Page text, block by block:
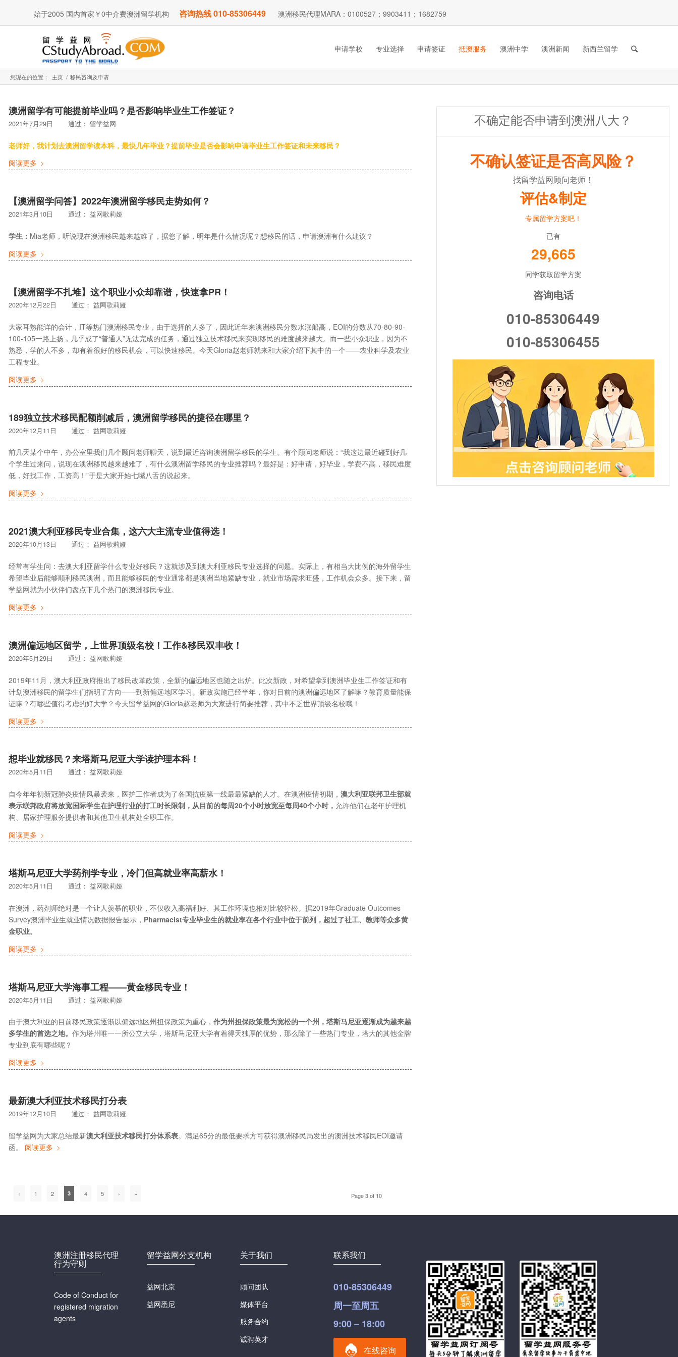
始于2005 国内首家￥0中介费澳洲留学机构 咨询热线 010-85306449 澳洲移民代理MARA：0100527；9903411；1682759
申请学校 专业选择 申请签证 抵澳服务 澳洲中学 澳洲新闻 新西兰留学
您现在的位置： 主页 / 移民咨询及申请
澳洲留学有可能提前毕业吗？是否影响毕业生工作签证？
2021年7月29日 通过： 留学益网
老师好，我计划去澳洲留学读本科，最快几年毕业？提前毕业是否会影响申请毕业生工作签证和未来移民？
阅读更多
【澳洲留学问答】2022年澳洲留学移民走势如何？
2021年3月10日 通过： 益网歌莉娅
学生： Mia老师，听说现在澳洲移民越来越难了，据您了解，明年是什么情况呢？想移民的话，申请澳洲有什么建议？
阅读更多
【澳洲留学不扎堆】这个职业小众却靠谱，快速拿PR！
2020年12月22日 通过： 益网歌莉娅
大家耳熟能详的会计，IT等热门澳洲移民专业，由于选择的人多了，因此近年来澳洲移民分数水涨船高，EOI的分数从70-80-90-
100-105一路上扬，几乎成了“普通人”无法完成的任务，通过独立技术移民来实现移民的难度越来越大。而一些小众职业，因为不
熟悉，学的人不多，却有着很好的移民机会，可以快速移民。今天Gloria赵老师就来和大家介绍下其中的一个——农业科学及农业
工程专业。
阅读更多
189独立技术移民配额削减后，澳洲留学移民的捷径在哪里？
2020年12月11日 通过： 益网歌莉娅
前几天某个中午，办公室里我们几个顾问老师聊天，说到最近咨询澳洲留学移民的学生。有个顾问老师说：“我这边最近碰到好几
个学生过来问，说现在澳洲移民越来越难了，有什么澳洲留学移民的专业推荐吗？最好是：好申请，好毕业，学费不高，移民难度
低，好找工作，工资高！”于是大家开始七嘴八舌的说起来。
阅读更多
2021澳大利亚移民专业合集，这六大主流专业值得选！
2020年10月13日 通过： 益网歌莉娅
经常有学生问：去澳大利亚留学什么专业好移民？这就涉及到澳大利亚移民专业选择的问题。实际上，有相当大比例的海外留学生
希望毕业后能够顺利移民澳洲，而且能够移民的专业通常都是澳洲当地紧缺专业，就业市场需求旺盛，工作机会众多。接下来，留
学益网就为小伙伴们盘点下几个热门的澳洲移民专业。
阅读更多
澳洲偏远地区留学，上世界顶级名校！工作&移民双丰收！
2020年5月29日 通过： 益网歌莉娅
2019年11月，澳大利亚政府推出了移民改革政策，全新的偏远地区也随之出炉。此次新政，对希望拿到澳洲毕业生工作签证和有
计划澳洲移民的留学生们指明了方向——到新偏远地区学习。新政实施已经半年，你对目前的澳洲偏远地区了解嘛？教育质量能保
证嘛？有哪些值得考虑的好大学？今天留学益网的Gloria赵老师为大家进行简要推荐，其中不乏世界顶级名校哦！
阅读更多
想毕业就移民？来塔斯马尼亚大学读护理本科！
2020年5月11日 通过： 益网歌莉娅
自今年年初新冠肺炎疫情风暴袭来，医护工作者成为了各国抗疫第一线最最紧缺的人才。在澳洲疫情初期， 澳大利亚联邦卫生部就
表示联邦政府将放宽国际学生在护理行业的打工时长限制，从目前的每周20个小时放宽至每周40个小时， 允许他们在老年护理机
构、居家护理服务提供者和其他卫生机构处全职工作。
阅读更多
塔斯马尼亚大学药剂学专业，冷门但高就业率高薪水！
2020年5月11日 通过： 益网歌莉娅
在澳洲，药剂师绝对是一个让人羡慕的职业，不仅收入高福利好、其工作环境也相对比较轻松。据2019年Graduate Outcomes
Survey澳洲毕业生就业情况数据报告显示， Pharmacist专业毕业生的就业率在各个行业中位于前列，超过了社工、教师等众多黄
金职业。
阅读更多
塔斯马尼亚大学海事工程——黄金移民专业！
2020年5月11日 通过： 益网歌莉娅
由于澳大利亚的目前移民政策逐渐以偏远地区州担保政策为重心， 作为州担保政策最为宽松的一个州，塔斯马尼亚逐渐成为越来越
多学生的首选之地。 作为塔州唯一一所公立大学，塔斯马尼亚大学有着得天独厚的优势，那么除了一些热门专业，塔大的其他金牌
专业到底有哪些呢？
阅读更多
最新澳大利亚技术移民打分表
2019年12月10日 通过： 益网歌莉娅
留学益网为大家总结最新澳大利亚技术移民打分体系表。满足65分的最低要求方可获得澳洲移民局发出的澳洲技术移民EOI邀请
函。 阅读更多
Page 3 of 10
‹ 1 2 3 4 5 › »
不确定能否申请到澳洲八大？
不确认签证是否高风险？
找留学益网顾问老师！
评估&制定
专属留学方案吧！
已有
29,665
同学获取留学方案
咨询电话
010-85306449
010-85306455
澳洲注册移民代理
行为守则
Code of Conduct for
registered migration
agents
留学益网分支机构
益网北京
益网悉尼
关于我们
顾问团队
媒体平台
服务合约
诚聘英才
联系我们
010-85306449
周一至周五
9:00 – 18:00
在线咨询